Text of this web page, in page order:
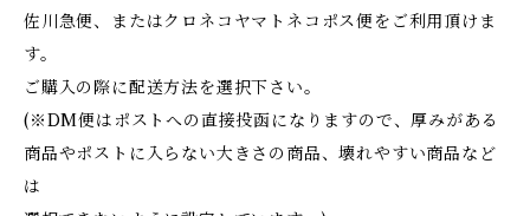
佐川急便、またはクロネコヤマトネコポス便をご利用頂けま
す。
ご購入の際に配送方法を選択下さい。
(※DM便はポストへの直接投函になりますので、厚みがある
商品やポストに入らない大きさの商品、壊れやすい商品など
は